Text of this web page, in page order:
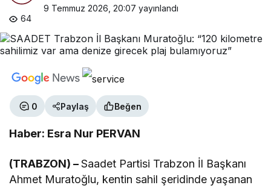
9 Temmuz 2026, 20:07 yayınlandı
64
0 Paylaş Beğen
Haber: Esra Nur PERVAN
(TRABZON) –Saadet Partisi Trabzon İl Başkanı
Ahmet Muratoğlu, kentin sahil şeridinde yaşanan